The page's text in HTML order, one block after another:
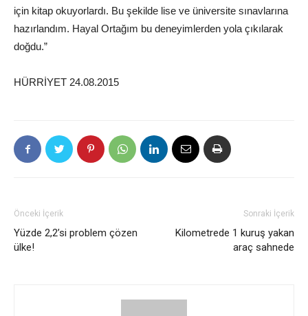
için kitap okuyorlardı. Bu şekilde lise ve üniversite sınavlarına
hazırlandım. Hayal Ortağım bu deneyimlerden yola çıkılarak
doğdu.”
HÜRRİYET 24.08.2015
Önceki İçerik
Yüzde 2,2’si problem çözen
ülke!
Sonraki İçerik
Kilometrede 1 kuruş yakan
araç sahnede